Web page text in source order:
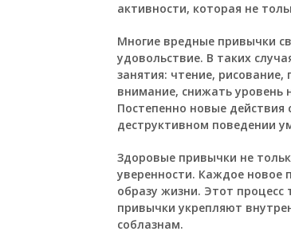
активности, которая не
Многие вредные привычки
удовольствие. В таких
занятия: чтение,
внимание, снижать уровень
Постепенно новые
деструктивном поведении
Здоровые привычки не
уверенности. Каждое новое
образу жизни. Этот
привычки укрепляют
соблазнам.